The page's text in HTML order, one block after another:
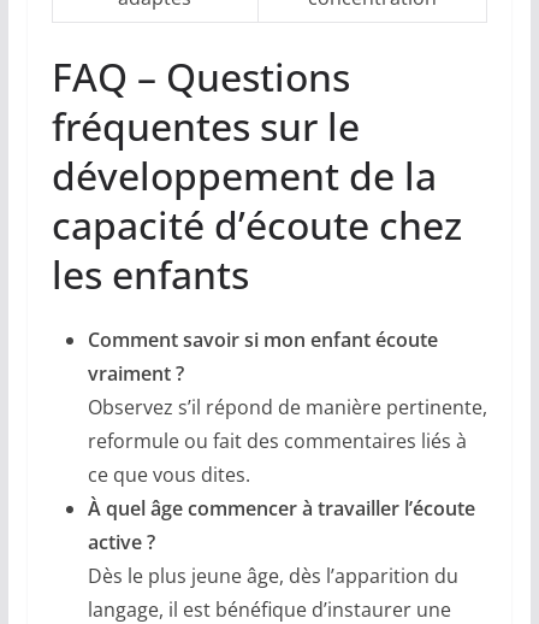
FAQ – Questions
fréquentes sur le
développement de la
capacité d’écoute chez
les enfants
Comment savoir si mon enfant écoute
vraiment ?
Observez s’il répond de manière pertinente,
reformule ou fait des commentaires liés à
ce que vous dites.
À quel âge commencer à travailler l’écoute
active ?
Dès le plus jeune âge, dès l’apparition du
langage, il est bénéfique d’instaurer une